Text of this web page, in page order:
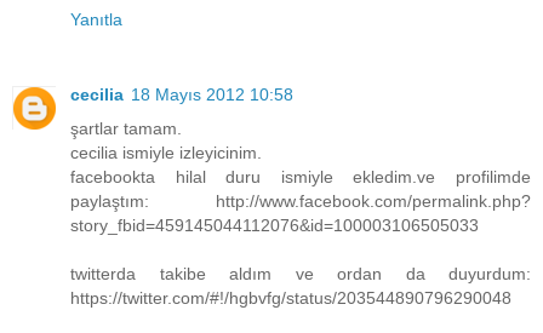
Yanıtla
cecilia 18 Mayıs 2012 10:58
şartlar tamam.
cecilia ismiyle izleyicinim.
facebookta hilal duru ismiyle ekledim.ve profilimde
paylaştım: http://www.facebook.com/permalink.php?
story_fbid=459145044112076&id=100003106505033
twitterda takibe aldım ve ordan da duyurdum:
https://twitter.com/#!/hgbvfg/status/203544890796290048